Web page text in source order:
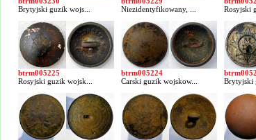
Brytyjski guzik wojs...
Niezidentyfikowany, ...
Rosyjski
btrm005225
Rosyjski guzik wojsk...
btrm005224
Carski guzik wojskow...
Brytyjski